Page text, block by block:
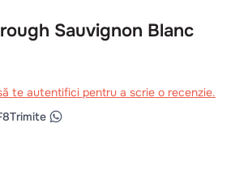
Sauvignon Blanc
te autentifici pentru a scrie o recenzie.
Trimite